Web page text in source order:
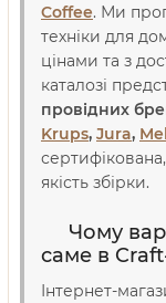
Coffee. Ми
техніки для
цінами та з
каталозі
провідних
Krups, Jura,
якість збірки.
Чому
саме в
Інтернет-